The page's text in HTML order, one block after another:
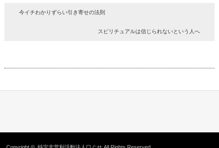
今イチわかりずらい引き寄せの法則
スピリチュアルは信じられないという人へ